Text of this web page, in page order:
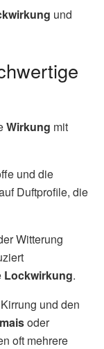
und
Wirkung mit
und die
Duftprofile, die
Witterung
Lockwirkung.
und den
maisoder
oft mehrere